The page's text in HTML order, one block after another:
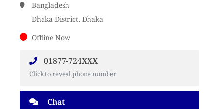
Bangladesh
Dhaka District, Dhaka
Offline Now
01877-724XXX
Click to reveal phone number
Chat